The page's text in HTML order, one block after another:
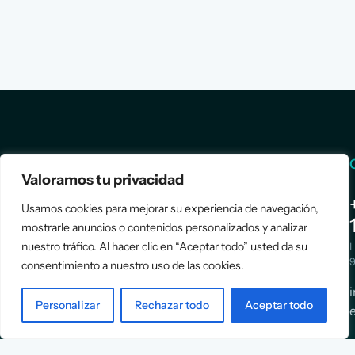
Valoramos tu privacidad
Usamos cookies para mejorar su experiencia de navegación,
mostrarle anuncios o contenidos personalizados y analizar
nuestro tráfico. Al hacer clic en “Aceptar todo” usted da su
consentimiento a nuestro uso de las cookies.
Personalizar Rechazar todo Aceptar todo
Asociación
Ejecutivos y
Assessment
Positioning
Strategy
Implementation
About Us
Services
Cases
Terms &
Conditions